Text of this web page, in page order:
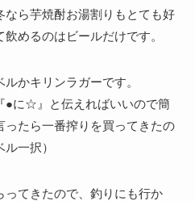
ら芋焼酎お湯割りもとても好
めるのはビールだけです。
かキリンラガーです。
●に☆』と伝えればいいので簡
たら一番搾りを買ってきたの
一択）
てきたので、釣りにも行か